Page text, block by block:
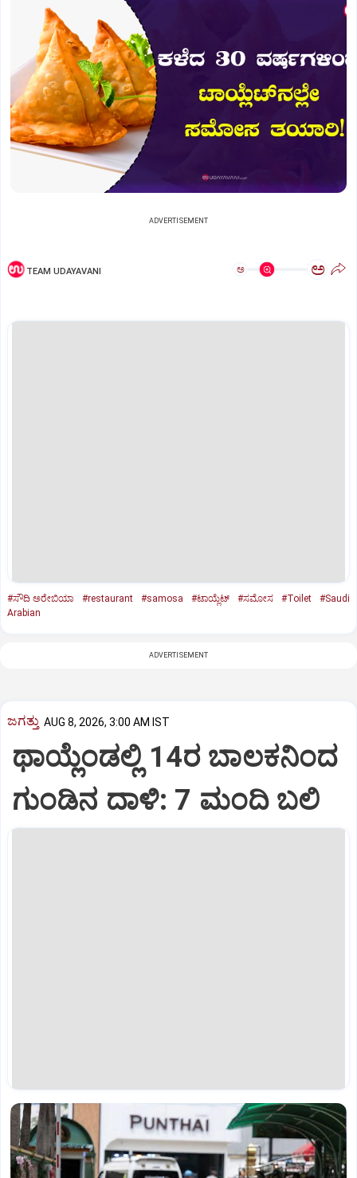
ADVERTISEMENT
TEAM UDAYAVANI ಅ ಅ
#ಸೌದಿ ಅರೇಬಿಯಾ #restaurant #samosa #ಟಾಯ್ಲೆಟ್‌ #ಸಮೋಸ #Toilet
#Saudi
Arabian
ADVERTISEMENT
ಜಗತ್ತು AUG 8, 2026, 3:00 AM IST
ಥಾಯ್ಲೆಂಡಲ್ಲಿ 14ರ ಬಾಲಕನಿಂದ
ಗುಂಡಿನ ದಾಳಿ: 7 ಮಂದಿ ಬಲಿ